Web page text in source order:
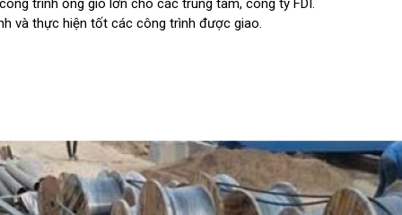
trình ống gió lớn cho các trung tâm, công ty FDI.
và thực hiện tốt các công trình được giao.